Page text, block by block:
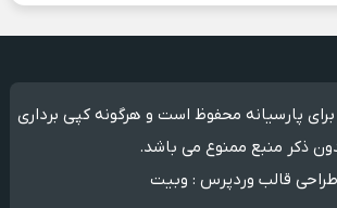
پارسیانه محفوظ است و هرگونه کپی برداری
ذکر منبع ممنوع می باشد.
طراحی قالب وردپرس : وبیت